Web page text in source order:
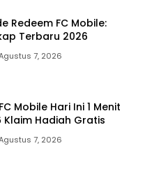
Redeem FC Mobile:
Terbaru 2026
7, 2026
Mobile Hari Ini 1 Menit
Klaim Hadiah Gratis
7, 2026